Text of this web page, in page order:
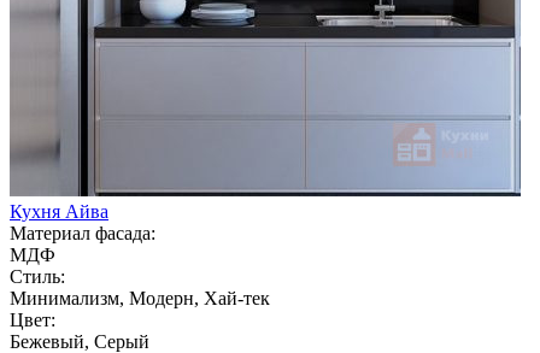
Кухня Айва
Материал фасада:
МДФ
Стиль:
Минимализм, Модерн, Хай-тек
Цвет:
Бежевый, Серый